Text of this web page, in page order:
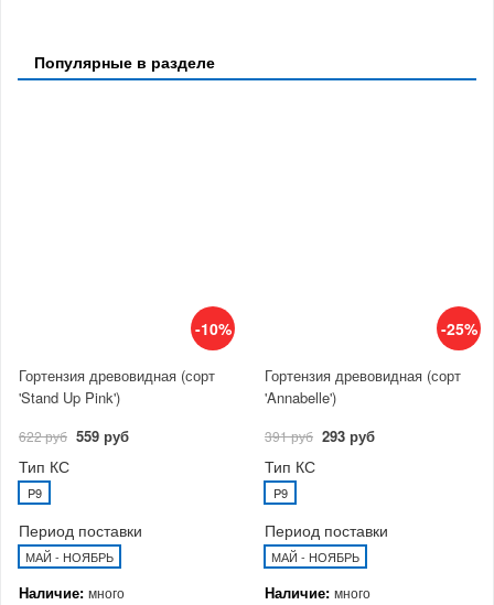
Популярные в разделе
-10%
Гортензия древовидная (сорт
'Stand Up Pink')
622 руб 559 руб
Тип КС
P9
Период поставки
МАЙ - НОЯБРЬ
Наличие: много
-25%
Гортензия древовидная (сорт
'Annabelle')
391 руб 293 руб
Тип КС
P9
Период поставки
МАЙ - НОЯБРЬ
Наличие: много